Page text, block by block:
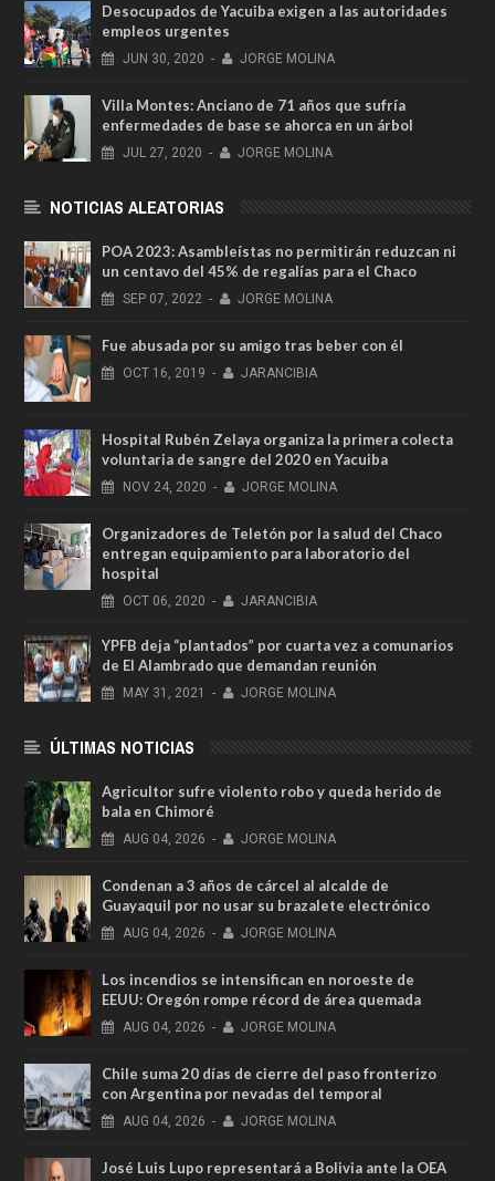
Desocupados de Yacuiba exigen a las autoridades
empleos urgentes
JUN 30, 2020 - JORGE MOLINA
Villa Montes: Anciano de 71 años que sufría
enfermedades de base se ahorca en un árbol
JUL 27, 2020 - JORGE MOLINA
NOTICIAS ALEATORIAS
POA 2023: Asambleístas no permitirán reduzcan ni
un centavo del 45% de regalías para el Chaco
SEP 07, 2022 - JORGE MOLINA
Fue abusada por su amigo tras beber con él
OCT 16, 2019 - JARANCIBIA
Hospital Rubén Zelaya organiza la primera colecta
voluntaria de sangre del 2020 en Yacuiba
NOV 24, 2020 - JORGE MOLINA
Organizadores de Teletón por la salud del Chaco
entregan equipamiento para laboratorio del
hospital
OCT 06, 2020 - JARANCIBIA
YPFB deja “plantados” por cuarta vez a comunarios
de El Alambrado que demandan reunión
MAY 31, 2021 - JORGE MOLINA
ÚLTIMAS NOTICIAS
Agricultor sufre violento robo y queda herido de
bala en Chimoré
AUG 04, 2026 - JORGE MOLINA
Condenan a 3 años de cárcel al alcalde de
Guayaquil por no usar su brazalete electrónico
AUG 04, 2026 - JORGE MOLINA
Los incendios se intensifican en noroeste de
EEUU: Oregón rompe récord de área quemada
AUG 04, 2026 - JORGE MOLINA
Chile suma 20 días de cierre del paso fronterizo
con Argentina por nevadas del temporal
AUG 04, 2026 - JORGE MOLINA
José Luis Lupo representará a Bolivia ante la OEA